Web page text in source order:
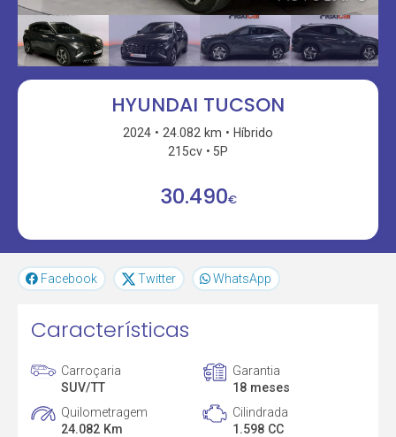
HYUNDAI TUCSON
2024 24.082 km
Híbrido
215cv
5P
30.490€
Facebook Twitter WhatsApp
Características
Carroçaria
SUV/TT
Garantia
18 meses
Quilometragem
24.082 Km
Cilindrada
1.598 CC